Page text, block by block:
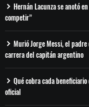
Hernán Lacunza se anotó
competir”
Murió Jorge Messi, el
carrera del capitán argentino
Qué cobra cada
oficial